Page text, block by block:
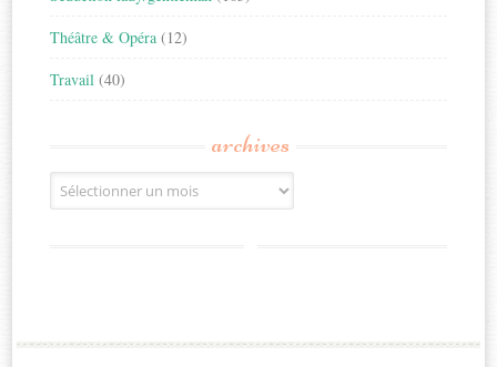
Théâtre & Opéra (12)
Travail (40)
archives
Archives